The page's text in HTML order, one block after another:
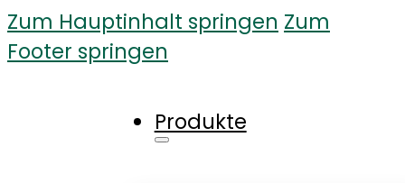
Zum Hauptinhalt springen Zum
Footer springen
Produkte